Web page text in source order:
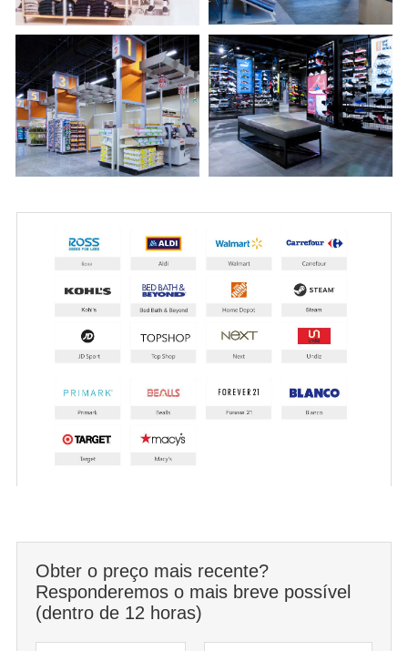
Obter o preço mais recente?
Responderemos o mais breve possível
(dentro de 12 horas)